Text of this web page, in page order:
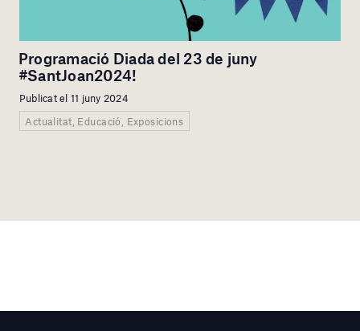
Programació Diada del 23 de juny
#SantJoan2024!
Publicat el 11 juny 2024
Actualitat, Educació, Exposicions